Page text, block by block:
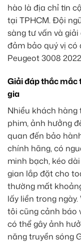
hào là địa chỉ tin
tại TPHCM. Đội
sàng tư vấn và
đảm bảo quý vị
Peugeot 3008
Giải đáp thắc mắc
gia
Nhiều khách
phim, ảnh hưởng
quan đến bảo
chính hãng, có
minh bạch, kéo
gian lắp đặt cho
thường mất
lấy liền trong
tôi cũng cảnh báo
có thể gây ảnh
năng truyền sóng